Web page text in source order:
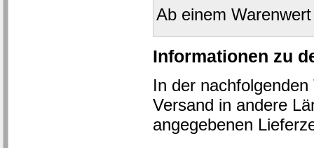
Ab einem
Informationen zu
In der
Versand in andere
angegebenen